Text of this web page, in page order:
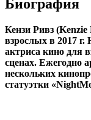
Биография
Кензи Ривз
взрослых в 2017 г.
актриса кино для
сценах. Ежегодно
нескольких
статуэтки